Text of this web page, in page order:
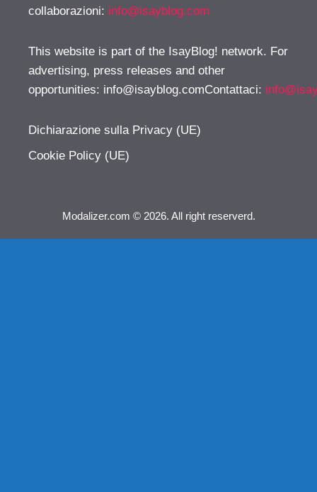
collaborazioni: info@isayblog.com
This website is part of the IsayBlog! network. For
advertising, press releases and other
opportunities: info@isayblog.comContattaci:
Dichiarazione sulla Privacy (UE)
Cookie Policy (UE)
Modalizer.com © 2026. All right reserverd.